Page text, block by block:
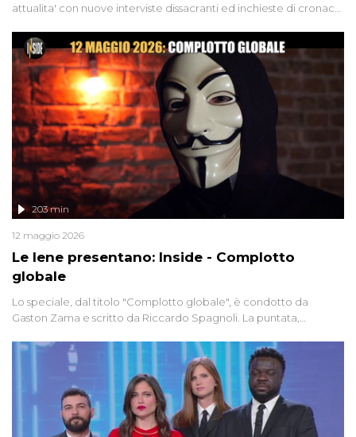
attualita' con nuove interviste dissacranti ed inchieste di cronaca
Le Iene presentano: Inside - Complotto
globale
203 min
12 maggio 2026
Lo speciale, dal titolo "Complotto globale", è condotto da
Gaston Zama e scritto da Riccardo Spagnoli. La puntata,
racconta l'universo delle narrazioni alternative, dei sospetti
globali e del complottismo che negli ultimi anni hanno invaso
social network, talk show, piazze digitali e immaginario collettivo.